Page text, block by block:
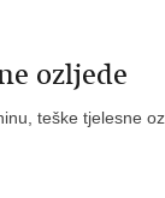
ozljede
teške tjelesne